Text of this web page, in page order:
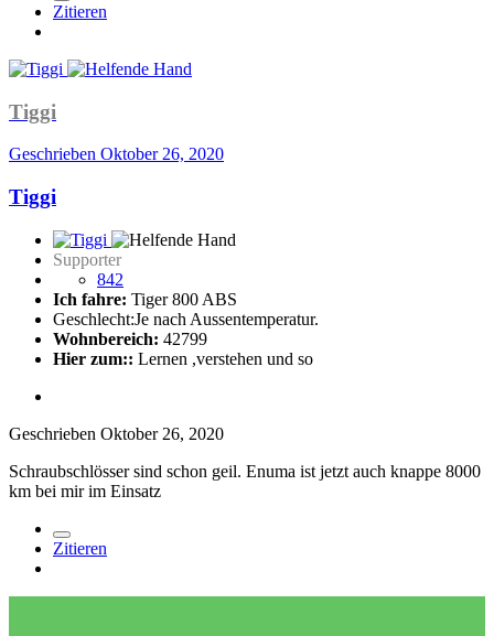
Zitieren
Tiggi
Geschrieben Oktober 26, 2020
Tiggi
Supporter
842
Ich fahre: Tiger 800 ABS
Geschlecht:Je nach Aussentemperatur.
Wohnbereich: 42799
Hier zum:: Lernen ,verstehen und so
Geschrieben Oktober 26, 2020
Schraubschlösser sind schon geil. Enuma ist jetzt auch knappe 8000
km bei mir im Einsatz
Zitieren